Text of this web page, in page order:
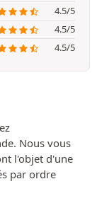
4.5/5
4.5/5
4.5/5
Nous vous
l'objet d'une
par ordre